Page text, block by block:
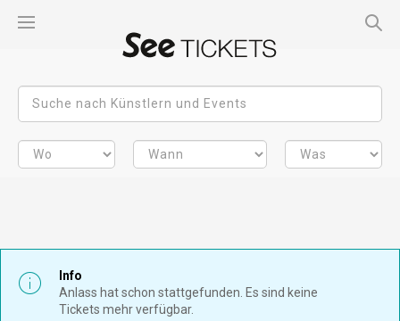
Info
Anlass hat schon stattgefunden. Es sind keine
Tickets mehr verfügbar.